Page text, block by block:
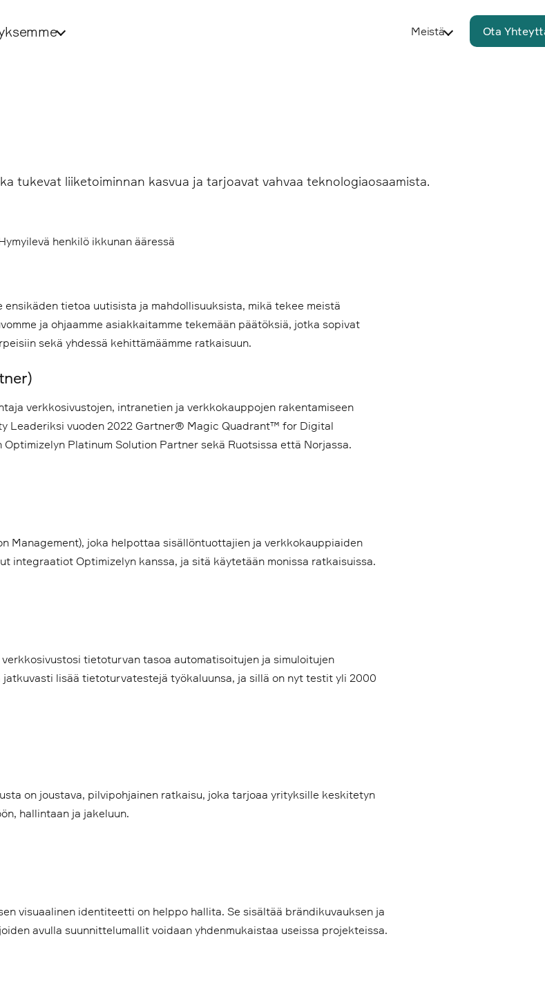
Meistä Ota
tukevat liiketoiminnan kasvua ja tarjoavat vahvaa teknologiaosaamista.
tietoa uutisista ja mahdollisuuksista, mikä tekee meistä
ja ohjaamme asiakkaitamme tekemään päätöksiä, jotka sopivat
sekä yhdessä kehittämäämme ratkaisuun.
verkkosivustojen, intranetien ja verkkokauppojen rakentamiseen
Leaderiksi vuoden 2022 Gartner® Magic Quadrant™ for Digital
Platinum Solution Partner sekä Ruotsissa että Norjassa.
Management), joka helpottaa sisällöntuottajien ja verkkokauppiaiden
integraatiot Optimizelyn kanssa, ja sitä käytetään monissa ratkaisuissa.
tietoturvan tasoa automatisoitujen ja simuloitujen
lisää tietoturvatestejä työkaluunsa, ja sillä on nyt testit yli 2000
on joustava, pilvipohjainen ratkaisu, joka tarjoaa yrityksille keskitetyn
hallintaan ja jakeluun.
visuaalinen identiteetti on helppo hallita. Se sisältää brändikuvauksen ja
avulla suunnittelumallit voidaan yhdenmukaistaa useissa projekteissa.